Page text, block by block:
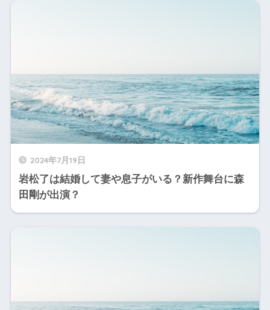
2024年7月19日
岩松了は結婚して妻や息子がいる？新作舞台に森
田剛が出演？